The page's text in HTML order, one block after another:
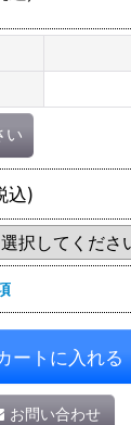
い
込)
ートに入れる
お問い合わせ